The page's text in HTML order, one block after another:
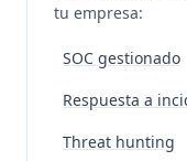
tu empresa:
SOC gestionado
Respuesta a
Threat hunting